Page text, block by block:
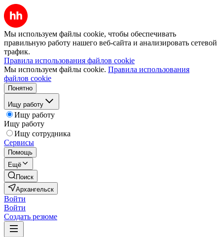
Мы используем файлы cookie, чтобы обеспечивать
правильную работу нашего веб-сайта и анализировать сетевой
трафик.
Правила использования файлов cookie
Мы используем файлы cookie. Правила использования
файлов cookie
Понятно
Ищу работу
Ищу работу
Ищу работу
Ищу сотрудника
Сервисы
Помощь
Ещё
Поиск
Архангельск
Войти
Войти
Создать резюме